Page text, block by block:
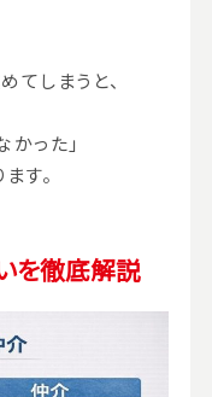
しまうと、
った」
す。
を徹底解説